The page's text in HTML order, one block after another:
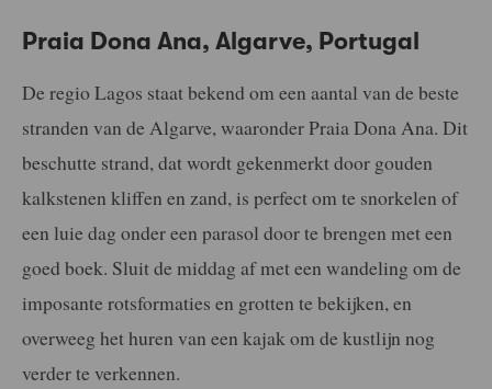
Praia Dona Ana, Algarve, Portugal
De regio Lagos staat bekend om een aantal van de beste
stranden van de Algarve, waaronder Praia Dona Ana. Dit
beschutte strand, dat wordt gekenmerkt door gouden
kalkstenen kliffen en zand, is perfect om te snorkelen of
een luie dag onder een parasol door te brengen met een
goed boek. Sluit de middag af met een wandeling om de
imposante rotsformaties en grotten te bekijken, en
overweeg het huren van een kajak om de kustlijn nog
verder te verkennen.